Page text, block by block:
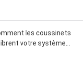
les coussinets
votre système